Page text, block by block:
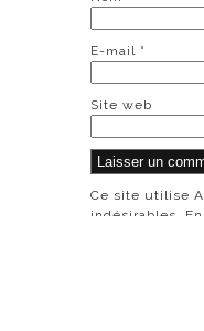
E-mail *
Site web
Ce site utilise
indésirables.